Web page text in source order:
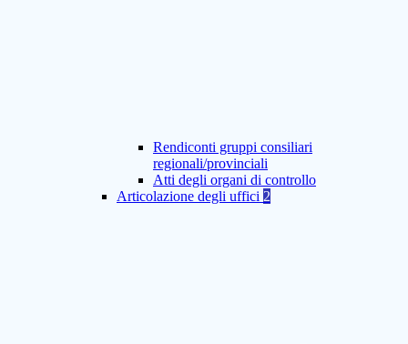
Rendiconti gruppi consiliari
regionali/provinciali
Atti degli organi di controllo
Articolazione degli uffici 2